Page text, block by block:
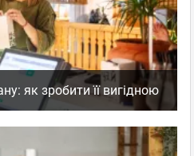
як зробити її вигідною